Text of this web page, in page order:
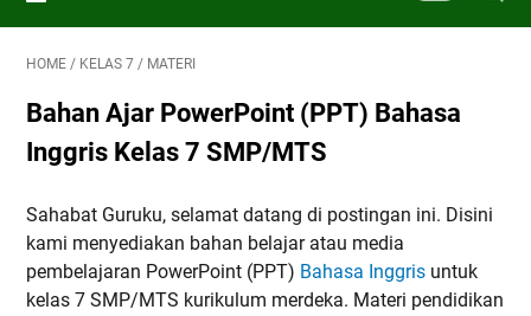
HOME / KELAS 7 / MATERI
Bahan Ajar PowerPoint (PPT) Bahasa
Inggris Kelas 7 SMP/MTS
Sahabat Guruku, selamat datang di postingan ini. Disini
kami menyediakan bahan belajar atau media
pembelajaran PowerPoint (PPT) Bahasa Inggris untuk
kelas 7 SMP/MTS kurikulum merdeka. Materi pendidikan